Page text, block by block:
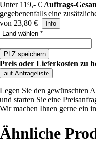
Unter 119,- € Auftrags-
gegebenenfalls eine
von 23,80 €
Info
Land auswählen
PLZ speichern
Preis oder Lieferkosten zu
auf Anfrageliste
Legen Sie den gewünschten
und starten Sie eine
Wir machen Ihnen gerne ein
Ähnliche